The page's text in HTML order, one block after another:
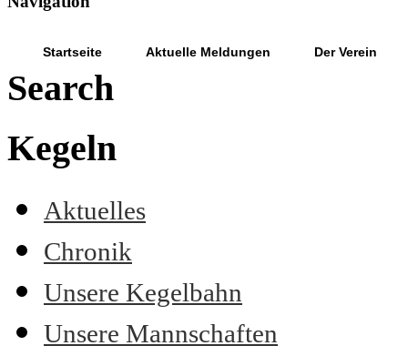
Startseite Aktuelle Meldungen Der Verein
Search
Kegeln
Aktuelles
Chronik
Unsere Kegelbahn
Unsere Mannschaften